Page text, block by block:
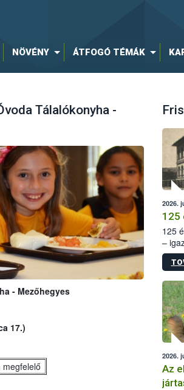
NÖVÉNY ÁTFOGÓ TÉMÁK
Tálalókonyha -
- Mezőhegyes
17.)
megfelelő
2026.
125
125
–
15.
2026.
Az